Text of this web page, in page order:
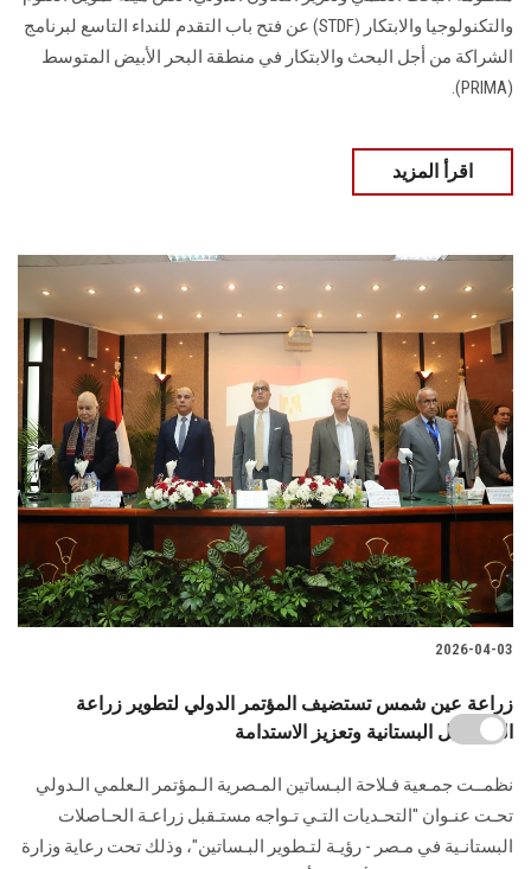
والتكنولوجيا والابتكار (STDF) عن فتح باب التقدم للنداء التاسع لبرنامج
الشراكة من أجل البحث والابتكار في منطقة البحر الأبيض المتوسط
(PRIMA).
اقرأ المزيد
2026-04-03
زراعة عين شمس تستضيف المؤتمر الدولي لتطوير زراعة
المحاصيل البستانية وتعزيز الاستدامة
نظمــت جمـعية فـلاحة البـساتين المـصرية الـمؤتمر الـعلمي الـدولي
تحـت عنـوان "التحـديات التـي تـواجه مستـقبل زراعـة الحـاصلات
البستانـية في مـصر - رؤيـة لتـطوير البـساتين"، وذلك تحت رعاية وزارة